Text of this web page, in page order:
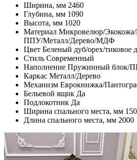
Ширина, мм 2460
Глубина, мм 1090
Высота, мм 1020
Материал Микровелюр/
ППУ/Металл/Дерево/МДФ
Цвет Беленый дуб/орех/тиковое
Стиль Современный
Наполнение Пружинный блок/
Каркас Металл/Дерево
Механизм Еврокнижка/
Бельевой ящик Да
Подлокотник Да
Ширина спального места, мм
Длина спального места, мм 2000